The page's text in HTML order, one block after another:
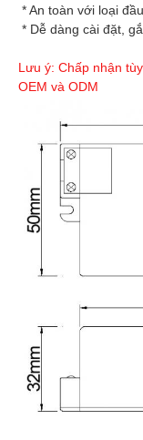
* An toàn với loại
* Dễ dàng cài đặt,
Lưu ý: Chấp nhận
OEM và ODM